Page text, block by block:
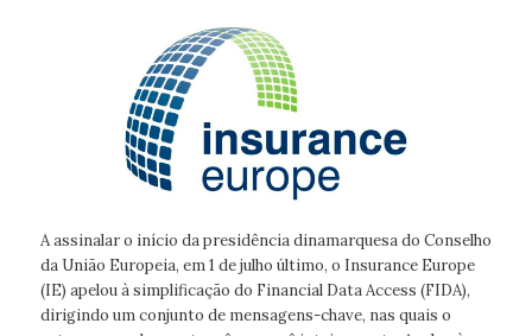
A assinalar o início da presidência dinamarquesa do Conselho
da União Europeia, em 1 de julho último, o Insurance Europe
(IE) apelou à simplificação do Financial Data Access (FIDA),
dirigindo um conjunto de mensagens-chave, nas quais o